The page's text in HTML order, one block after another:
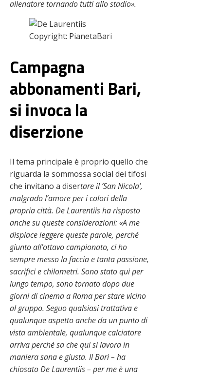
allenatore tornando tutti allo stadio».
Copyright: PianetaBari
Campagna
abbonamenti Bari,
si invoca la
diserzione
Il tema principale è proprio quello che
riguarda la sommossa social dei tifosi
che invitano a disertare il ‘San Nicola’,
malgrado l’amore per i colori della
propria città. De Laurentiis ha risposto
anche su queste considerazioni: «A me
dispiace leggere queste parole, perché
giunto all’ottavo campionato, ci ho
sempre messo la faccia e tanta passione,
sacrifici e chilometri. Sono stato qui per
lungo tempo, sono tornato dopo due
giorni di cinema a Roma per stare vicino
al gruppo. Seguo qualsiasi trattativa e
qualunque aspetto anche da un punto di
vista ambientale, qualunque calciatore
arriva perché sa che qui si lavora in
maniera sana e giusta. Il Bari – ha
chiosato De Laurentiis – per me è una